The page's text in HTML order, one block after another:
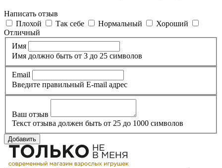
Написать отзыв
Плохой
Так себе Нормальный
Хороший
Отличный
Имя
Имя должно быть от 3 до 25 символов
Email
Введите правильный E-mail адрес
Ваш отзыв
Текст отзыва должен быть от 25 до 1000 символов
Добавить